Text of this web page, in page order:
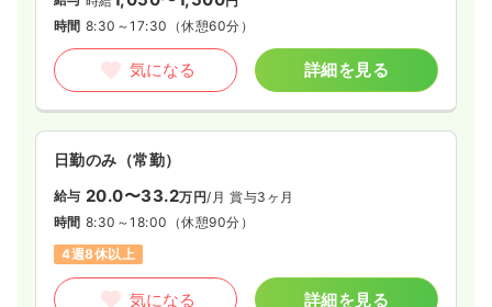
時間 8:30～17:30 （休憩60分）
気になる 詳細を見る
日勤のみ（常勤）
給与 20.0〜33.2万円/月 賞与3ヶ月
時間 8:30～18:00 （休憩90分）
4週8休以上
気になる 詳細を見る